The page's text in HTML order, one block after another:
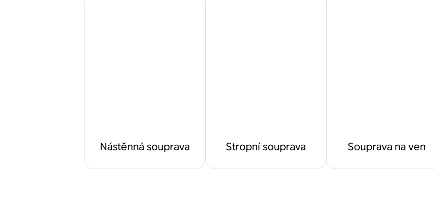
Nástěnná souprava Stropní souprava Souprava na ven